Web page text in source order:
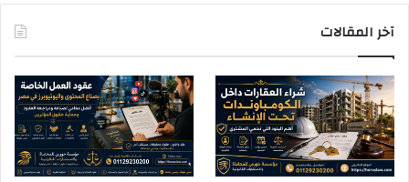
آخر المقالات